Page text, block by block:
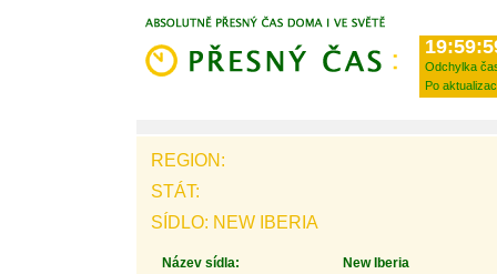
Odchylka
Po
REGION:
STÁT:
SÍDLO: NEW IBERIA
Název sídla:
New Iberia